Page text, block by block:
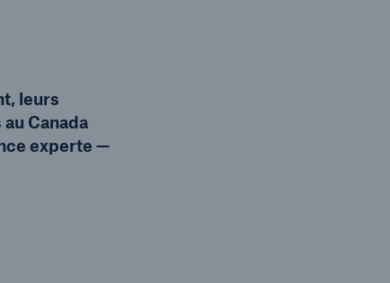
leurs
Canada
experte —